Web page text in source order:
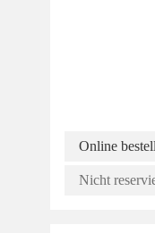
Online
Nicht